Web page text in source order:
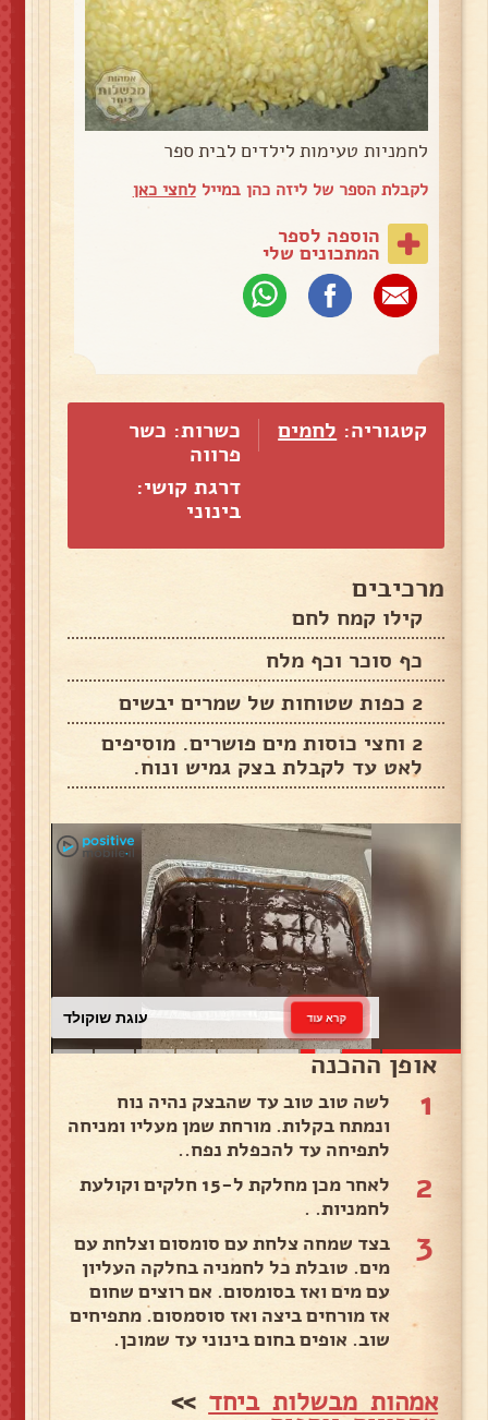
לחמניות טעימות לילדים לבית ספר
לקבלת הספר של ליזה כהן במייללחצי כאן
הוספה לספר
המתכונים שלי
קטגוריה: לחמים
כשרות: כשר
פרווה
דרגת קושי:
בינוני
מרכיבים
קילו קמח לחם
כף סוכר וכף מלח
2 כפות שטוחות של שמרים יבשים
2 וחצי כוסות מים פושרים. מוסיפים
לאט עד לקבלת בצק גמיש ונוח.
עוגת שוקולד קרא עוד
אופן ההכנה
1
לשה טוב טוב עד שהבצק נהיה נוח
ונמתח בקלות. מורחת שמן מעליו ומניחה
לתפיחה עד להכפלת נפח..
2
לאחר מכן מחלקת ל-15 חלקים וקולעת
לחמניות. .
3
בצד שמחה צלחת עם סומסום וצלחת עם
מים. טובלת כל לחמניה בחלקה העליון
עם מים ואז בסומסום. אם רוצים שחום
אז מורחים ביצה ואז סוסמסום. מתפיחים
שוב. אופים בחום בינוני עד שמוכן.
אמהות מבשלות ביחד >>